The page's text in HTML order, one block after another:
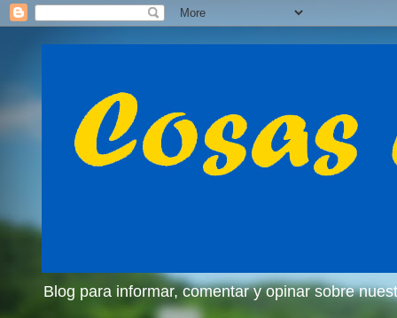
Blog para informar, comentar y opinar sobre